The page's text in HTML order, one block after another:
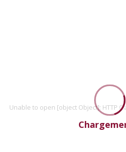
Unable to open [object Object]: HTTP